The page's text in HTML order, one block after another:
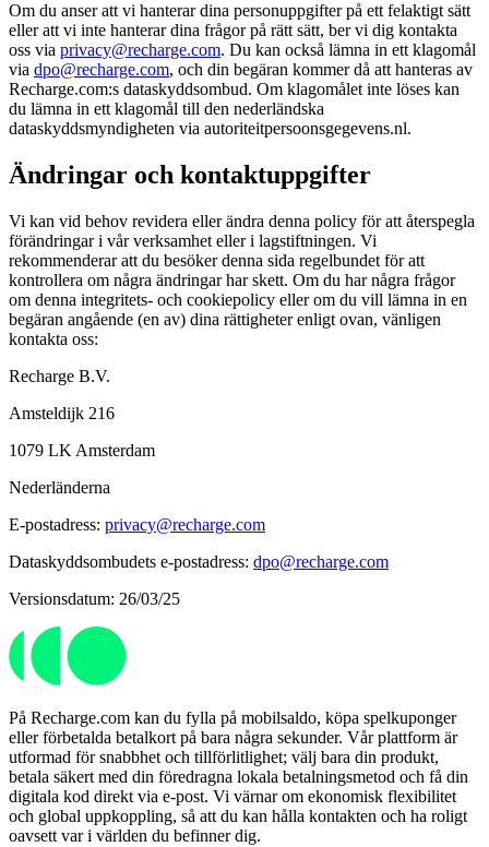
Om du anser att vi hanterar dina personuppgifter på ett felaktigt sätt
eller att vi inte hanterar dina frågor på rätt sätt, ber vi dig kontakta
oss via privacy@recharge.com. Du kan också lämna in ett klagomål
via dpo@recharge.com, och din begäran kommer då att hanteras av
Recharge.com:s dataskyddsombud. Om klagomålet inte löses kan
du lämna in ett klagomål till den nederländska
dataskyddsmyndigheten via autoriteitpersoonsgegevens.nl.
Ändringar och kontaktuppgifter
Vi kan vid behov revidera eller ändra denna policy för att återspegla
förändringar i vår verksamhet eller i lagstiftningen. Vi
rekommenderar att du besöker denna sida regelbundet för att
kontrollera om några ändringar har skett. Om du har några frågor
om denna integritets- och cookiepolicy eller om du vill lämna in en
begäran angående (en av) dina rättigheter enligt ovan, vänligen
kontakta oss:
Recharge B.V.
Amsteldijk 216
1079 LK Amsterdam
Nederländerna
E-postadress: privacy@recharge.com
Dataskyddsombudets e-postadress: dpo@recharge.com
Versionsdatum: 26/03/25
På Recharge.com kan du fylla på mobilsaldo, köpa spelkuponger
eller förbetalda betalkort på bara några sekunder. Vår plattform är
utformad för snabbhet och tillförlitlighet; välj bara din produkt,
betala säkert med din föredragna lokala betalningsmetod och få din
digitala kod direkt via e-post. Vi värnar om ekonomisk flexibilitet
och global uppkoppling, så att du kan hålla kontakten och ha roligt
oavsett var i världen du befinner dig.